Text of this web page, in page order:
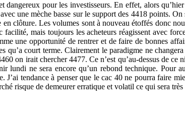
pour les investisseurs. En effet, alors
une mèche basse sur le support des 4418 points.
clôture. Les volumes sont à nouveau étoffés donc
mais toujours les acheteurs réagissent avec
une opportunité de rentrer et de faire de bonnes
court terme. Clairement le paradigme ne
on irait chercher 4477. Ce n’est qu’au-dessus de ce
ne sera encore qu’un rebond technique. Pour
tendance à penser que le cac 40 ne pourra faire
risque de demeurer erratique et volatil ce qui sera